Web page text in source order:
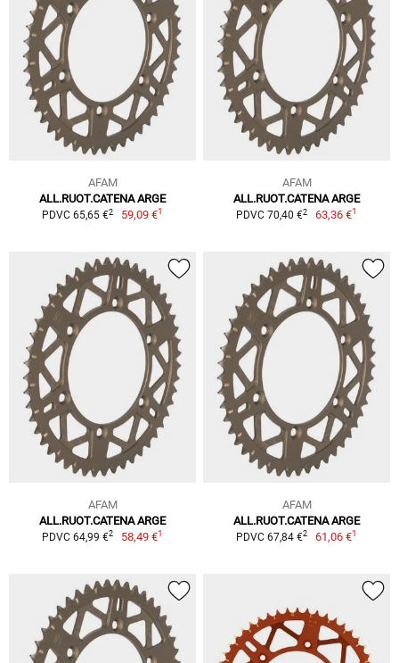
AFAM
ALL.RUOT.CATENA ARGE
PDVC 65,65 €2 59,09 €1
AFAM
ALL.RUOT.CATENA ARGE
PDVC 70,40 €2 63,36 €1
AFAM
ALL.RUOT.CATENA ARGE
PDVC 64,99 €2 58,49 €1
AFAM
ALL.RUOT.CATENA ARGE
PDVC 67,84 €2 61,06 €1